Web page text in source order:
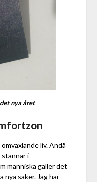
nya året
liv. Ändå
stannar i
människa gäller det
nya saker. Jag har